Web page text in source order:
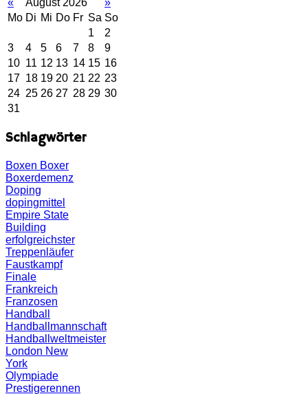
« August 2026
»
Mo Di Mi Do Fr Sa So
1
2
3
4 5 6 7 8
9
10 11 12 13 14 15 16
17 18 19 20 21 22 23
24 25 26 27 28 29 30
31
Schlagwörter
Boxen Boxer
Boxerdemenz
Doping
dopingmittel
Empire State
Building
erfolgreichster
Treppenläufer
Faustkampf
Finale
Frankreich
Franzosen
Handball
Handballmannschaft
Handballweltmeister
London New
York
Olympiade
Prestigerennen